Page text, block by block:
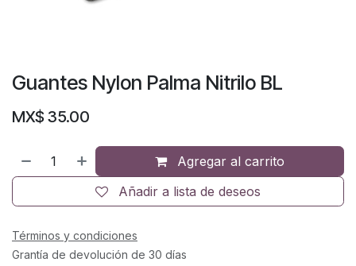
Guantes Nylon Palma Nitrilo BL
MX$ 35.00
Agregar al carrito
Añadir a lista de deseos
Términos y condiciones
Grantía de devolución de 30 días